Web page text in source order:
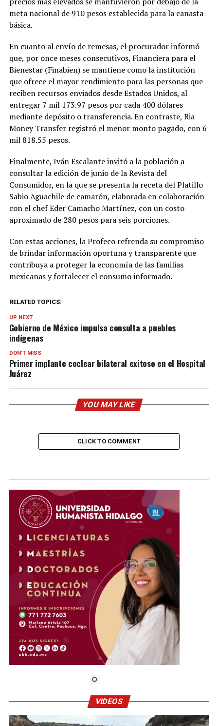
meta nacional de 910 pesos establecida para la canasta
básica.
En cuanto al envío de remesas, el procurador informó
que, por once meses consecutivos, Financiera para el
Bienestar (Finabien) se mantiene como la institución
que ofrece el mayor rendimiento para las personas que
reciben recursos enviados desde Estados Unidos, al
entregar 7 mil 173.97 pesos por cada 400 dólares
mediante depósito o transferencia. En contraste, Ria
Money Transfer registró el menor monto pagado, con 6
mil 818.55 pesos.
Finalmente, Iván Escalante invitó a la población a
consultar la edición de junio de la Revista del
Consumidor, en la que se presenta la receta del Platillo
Sabio Aguachile de camarón, elaborada en colaboración
con el chef Eder Camacho Martínez, con un costo
aproximado de 280 pesos para seis porciones.
Con estas acciones, la Profeco refrenda su compromiso
de brindar información oportuna y transparente que
contribuya a proteger la economía de las familias
mexicanas y fortalecer el consumo informado.
RELATED TOPICS:
UP NEXT
Gobierno de México impulsa consulta a pueblos
indígenas
DON'T MISS
Primer implante coclear bilateral exitoso en el Hospital
Juárez
YOU MAY LIKE
CLICK TO COMMENT
VIDEOS